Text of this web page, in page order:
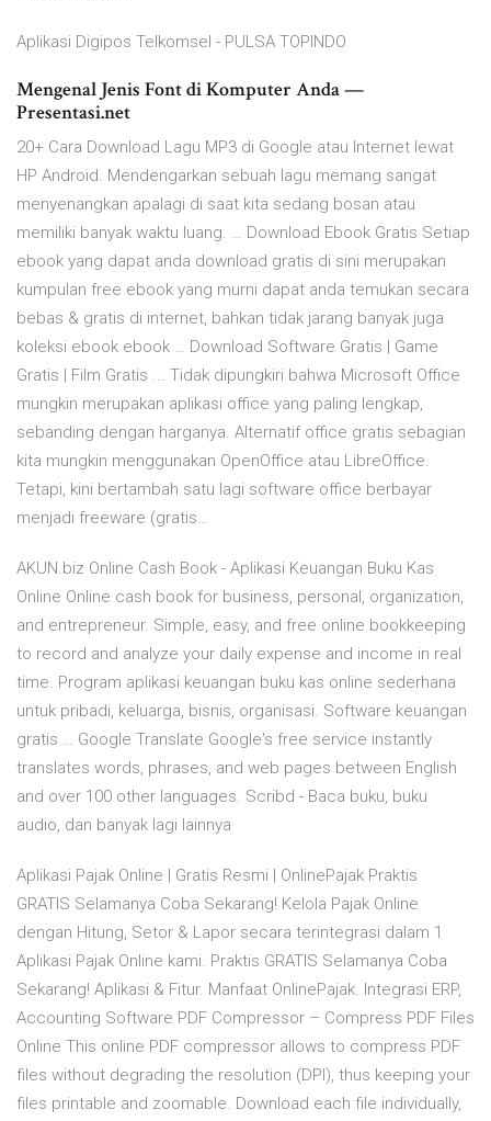
Aplikasi Digipos Telkomsel - PULSA TOPINDO
Mengenal Jenis Font di Komputer Anda —
Presentasi.net
20+ Cara Download Lagu MP3 di Google atau Internet lewat
HP Android. Mendengarkan sebuah lagu memang sangat
menyenangkan apalagi di saat kita sedang bosan atau
memiliki banyak waktu luang. … Download Ebook Gratis Setiap
ebook yang dapat anda download gratis di sini merupakan
kumpulan free ebook yang murni dapat anda temukan secara
bebas & gratis di internet, bahkan tidak jarang banyak juga
koleksi ebook ebook … Download Software Gratis | Game
Gratis | Film Gratis ... Tidak dipungkiri bahwa Microsoft Office
mungkin merupakan aplikasi office yang paling lengkap,
sebanding dengan harganya. Alternatif office gratis sebagian
kita mungkin menggunakan OpenOffice atau LibreOffice.
Tetapi, kini bertambah satu lagi software office berbayar
menjadi freeware (gratis…
AKUN.biz Online Cash Book - Aplikasi Keuangan Buku Kas
Online Online cash book for business, personal, organization,
and entrepreneur. Simple, easy, and free online bookkeeping
to record and analyze your daily expense and income in real
time. Program aplikasi keuangan buku kas online sederhana
untuk pribadi, keluarga, bisnis, organisasi. Software keuangan
gratis … Google Translate Google's free service instantly
translates words, phrases, and web pages between English
and over 100 other languages. Scribd - Baca buku, buku
audio, dan banyak lagi lainnya
Aplikasi Pajak Online | Gratis Resmi | OnlinePajak Praktis
GRATIS Selamanya Coba Sekarang! Kelola Pajak Online
dengan Hitung, Setor & Lapor secara terintegrasi dalam 1
Aplikasi Pajak Online kami. Praktis GRATIS Selamanya Coba
Sekarang! Aplikasi & Fitur. Manfaat OnlinePajak. Integrasi ERP,
Accounting Software PDF Compressor – Compress PDF Files
Online This online PDF compressor allows to compress PDF
files without degrading the resolution (DPI), thus keeping your
files printable and zoomable. Download each file individually,